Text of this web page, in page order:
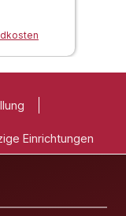
Einrichtungen